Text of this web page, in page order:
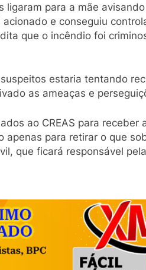
para a mãe
e conseguiu
que o incêndio foi
estaria tentando
as ameaças e
ao CREAS para receber
apenas para retirar o que
que ficará responsável